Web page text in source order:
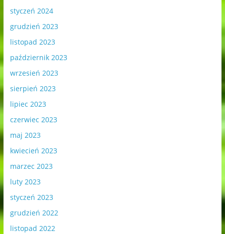
styczeń 2024
grudzień 2023
listopad 2023
październik 2023
wrzesień 2023
sierpień 2023
lipiec 2023
czerwiec 2023
maj 2023
kwiecień 2023
marzec 2023
luty 2023
styczeń 2023
grudzień 2022
listopad 2022